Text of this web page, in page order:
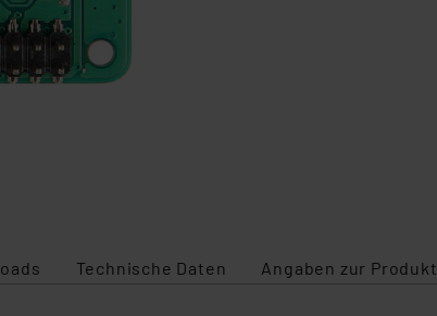
Technische Daten Angaben zur